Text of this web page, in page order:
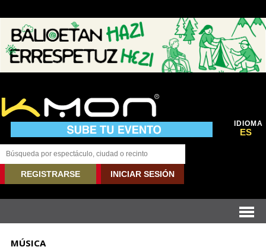
IDIOMA
ES
REGISTRARSE INICIAR SESIÓN
MÚSICA